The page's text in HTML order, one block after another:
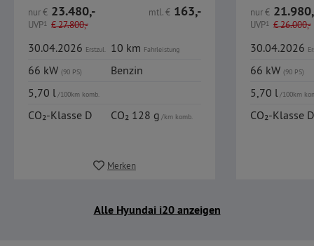
nur€ 23.480,-
UVP1 €27.800,-
mtl.€ 163,-
30.04.2026 Erstzul. 10 km Fahrleistung
66 kW (90 PS)
Benzin
5,70 l/100km komb.
CO₂-Klasse D CO₂ 128 g/km komb.
Merken
nur€
UVP1 €26.000,-
30.04.2026
66 kW (90 PS)
5,70 l/100km
CO₂-Klasse D
Alle Hyundai i20 anzeigen